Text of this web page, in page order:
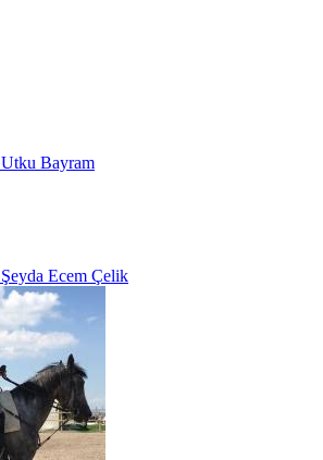
Utku Bayram
Şeyda Ecem Çelik